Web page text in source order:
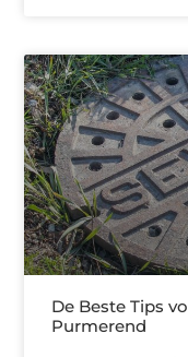
De Beste Tips
Purmerend